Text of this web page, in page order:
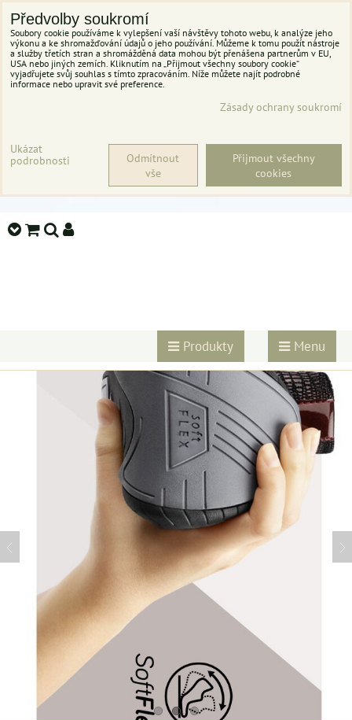
Produkty Menu
Předvolby soukromí
Soubory cookie používáme k vylepšení vaší návštěvy tohoto webu, k analýze jeho
výkonu a ke shromažďování údajů o jeho používání. Můžeme k tomu použít nástroje
a služby třetích stran a shromážděná data mohou být přenášena partnerům v EU,
USA nebo jiných zemích. Kliknutím na „Přijmout všechny soubory cookie“
vyjadřujete svůj souhlas s tímto zpracováním. Níže můžete najít podrobné
informace nebo upravit své preference.
Zásady ochrany soukromí
Ukázat
podrobnosti
Přijmout všechny
cookies
Odmítnout
vše